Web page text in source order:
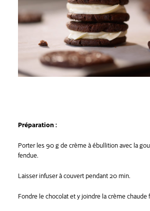
Préparation :
Porter les 90 g de crème à ébullition avec la
fendue.
Laisser infuser à couvert pendant 20 min.
Fondre le chocolat et y joindre la crème chaude